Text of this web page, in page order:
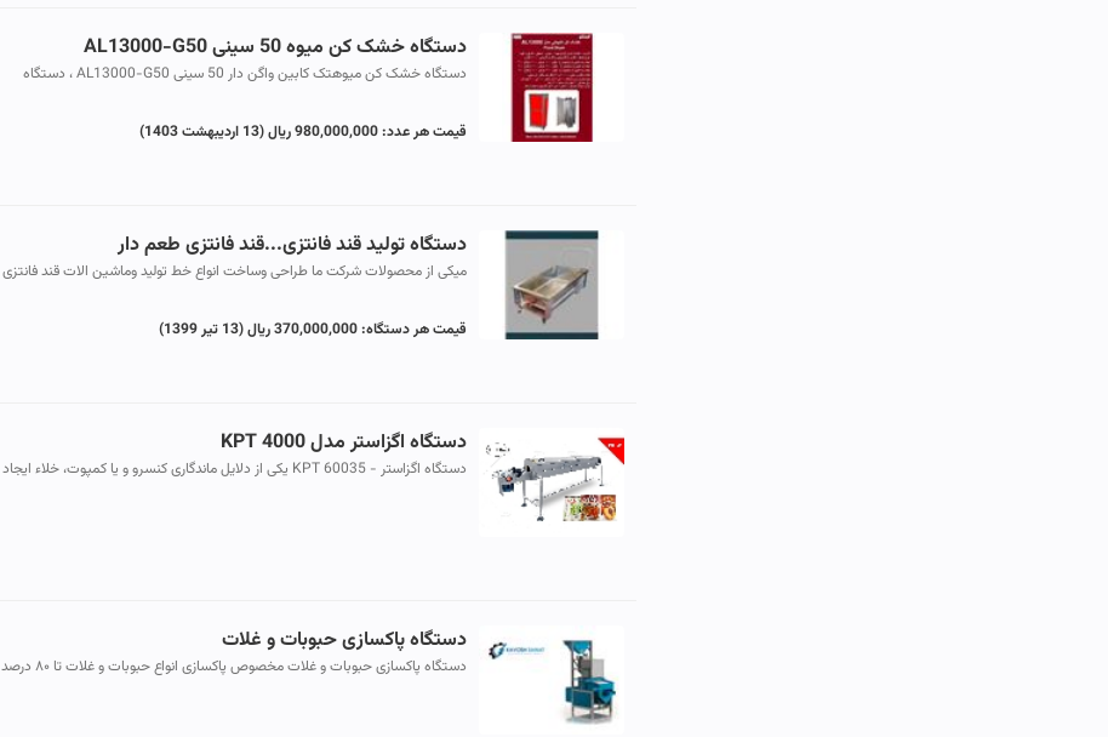
دستگاه خشک کن میوه 50 سینی AL13000-G50
دستگاه خشک کن میوهتک کابین واگن دار 50 سینی AL13000-G50 ، دستگاه
قیمت هر عدد:980,000,000 ریال (13 اردیبهشت 1403)
دستگاه تولید قند فانتزی...قند فانتزی طعم دار
میکی از محصولات شرکت ما طراحی وساخت انواع خط تولید وماشین الات قند فانتزی
قیمت هر دستگاه:370,000,000 ریال (13 تیر 1399)
دستگاه اگزاستر مدل KPT 4000
دستگاه اگزاستر - KPT 60035 یکی از دلایل ماندگاری کنسرو و یا کمپوت، خلاء ایجاد
دستگاه پاکسازی حبوبات و غلات
دستگاه پاکسازی حبوبات و غلات مخصوص پاکسازی انواع حبوبات و غلات تا ۸۰ درصد